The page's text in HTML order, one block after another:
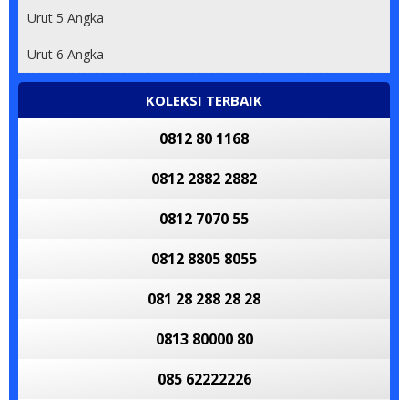
Urut 5 Angka
Urut 6 Angka
KOLEKSI TERBAIK
0812 80 1168
0812 2882 2882
0812 7070 55
0812 8805 8055
081 28 288 28 28
0813 80000 80
085 62222226